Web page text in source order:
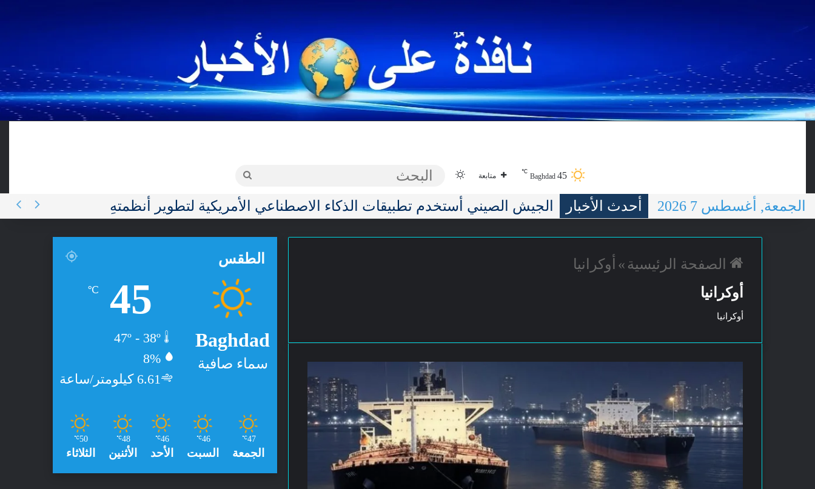
Baghdad 45
℃ متابعة الوضع المظلم
الجمعة, أغسطس 7 2026 أحدث الأخبار ضُغوط الفَقر تُسبب ضَررًا طَويل الأمَد للدماغ
الصفحة الرئيسية » أوكرانيا
أوكرانيا
أوكرانيا
الطقس
Baghdad
سماء صافية
45
℃
47º - 38º
8%
6.61 كيلومتر/ساعة
47
℃
الجمعة
46
℃
السبت
46
℃
الأحد
48
℃
الأثنين
50
℃
الثلاثاء